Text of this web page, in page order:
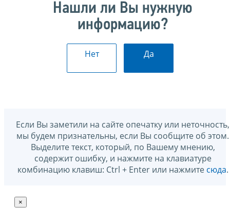
Нашли ли Вы нужную
информацию?
Нет Да
Если Вы заметили на сайте опечатку или неточность,
мы будем признательны, если Вы сообщите об этом.
Выделите текст, который, по Вашему мнению,
содержит ошибку, и нажмите на клавиатуре
комбинацию клавиш: Ctrl + Enter или нажмите сюда.
×